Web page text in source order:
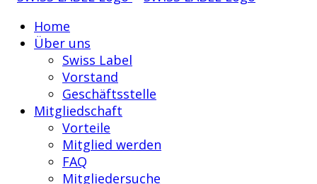
Home
Über uns
Swiss Label
Vorstand
Geschäftsstelle
Mitgliedschaft
Vorteile
Mitglied werden
FAQ
Mitgliedersuche